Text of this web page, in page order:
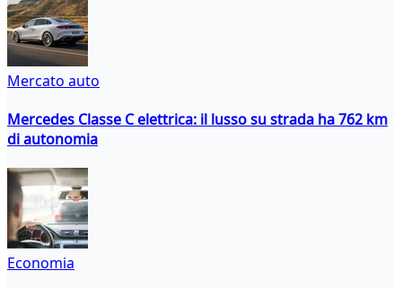
Mercato auto
Mercedes Classe C elettrica: il lusso su strada ha 762 km
di autonomia
Economia